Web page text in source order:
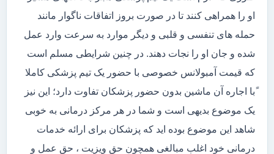
او را همراهی کنند تا در صورت بروز اتفاقات ناگوار مانند
حمله های تنفسی و قلبی و دیگر موارد به سرعت وارد عمل
شده و جان او را نجات دهند. در چنین شرایطی مسلم است
که قیمت آمبولانس خصوصی با حضور یک تیم پزشکی کاملا
ًبا اجاره آن ماشین بدون حضور پزشکان تفاوت دارد؛ این نیز
یک موضوع بدیهی است و شما در هر مرکز درمانی به خوبی
شاهد این موضوع بوده اید که پزشکان برای ارائه خدمات
درمانی خود اغلب مبالغی همچون حق ویزیت ، حق عمل و